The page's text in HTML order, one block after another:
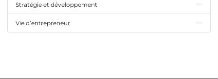
Stratégie et développement
Vie d’entrepreneur